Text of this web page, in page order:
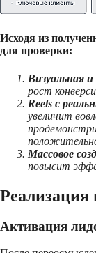
Исходя из
для проверки:
Визуальная
рост
Reels с
увеличит
Массовое
повысит
Реализация
Активация